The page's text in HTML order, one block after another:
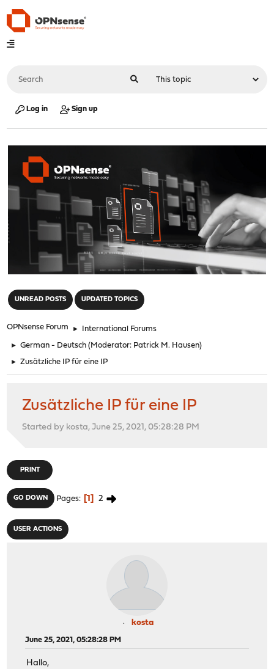
Log in Sign up
UNREAD POSTS UPDATED TOPICS
OPNsense Forum ► International Forums
► German - Deutsch (Moderator: Patrick M. Hausen)
► Zusätzliche IP für eine IP
Zusätzliche IP für eine IP
Started by kosta, June 25, 2021, 05:28:28 PM
PRINT
GO DOWN Pages 1 2
USER ACTIONS
kosta
June 25, 2021, 05:28:28 PM
Hallo,